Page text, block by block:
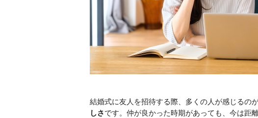
結婚式に友人を招待する際、多くの人が感じるの
しさです。仲が良かった時期があっても、今は距